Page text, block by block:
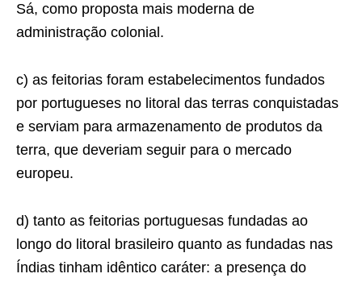
Sá, como pro­posta mais moderna de
administração colonial.
c) as feitorias foram estabelecimentos fundados
por portugueses no litoral das terras conquistadas
e serviam para armazenamento de produtos da
terra, que deveriam seguir para o mercado
europeu.
d) tanto as feitorias portuguesas fundadas ao
longo do litoral brasileiro quanto as fundadas nas
Índias tinham idêntico caráter: a presença do